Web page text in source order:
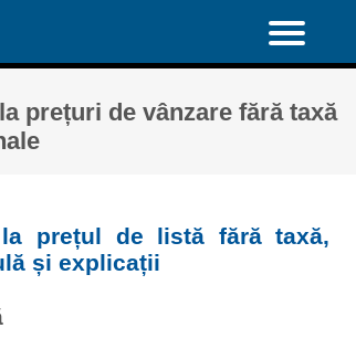
prețuri de vânzare fără taxă
prețul de listă fără taxă,
și explicații